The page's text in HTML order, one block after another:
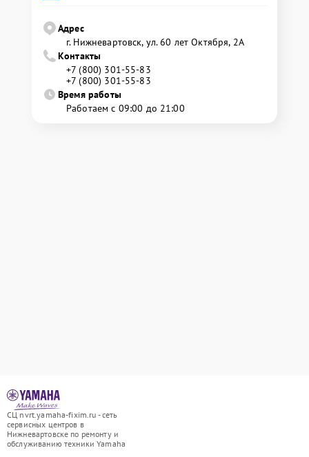
Адрес
г. Нижневартовск, ул. 60 лет Октября, 2А
Контакты
+7 (800) 301-55-83
+7 (800) 301-55-83
Время работы
Работаем с 09:00 до 21:00
СЦ nvrt.yamaha-fixim.ru - сеть
сервисных центров в
Нижневартовске по ремонту и
обслуживанию техники Yamaha